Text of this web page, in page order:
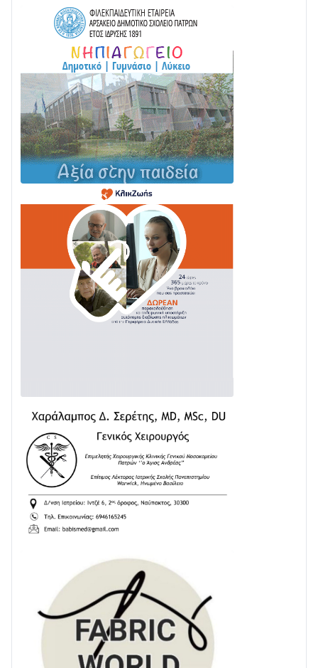
ΤΟ ΠΑΡΤΥ ΣΥΝΕΧΙΖΕΤΑΙ…
05/08 • 08:41
Στο σκοτάδι μεγάλο μέρος στο Λυγιά Ναυπάκτου
04/08 • 19:47
Σε τροχιά υλοποίησης η Παράκαμψη του Κέντρου
της Ναυπάκτου
04/08 • 12:08
Σε φουλ ρυθμούς το τμήμα Βόνιτσα – Άγιος Νικόλαος
| Αυτοψία Καββαδά
Με Αρχιερατική Λαμπρότητα η Πανήγυρη της
Μεταμορφώσεως του Σωτήρος στο Γολέμι
03/08 • 07:45
Ενισχύεται η Πολιτική Προστασία στο Δήμο Αγρινίου
με δύο νέα υδροφόρα οχήματα
02/08 • 18:26
Διαβάστε την «Ναυπακτία» που κυκλοφορεί
24/07 • 11:31